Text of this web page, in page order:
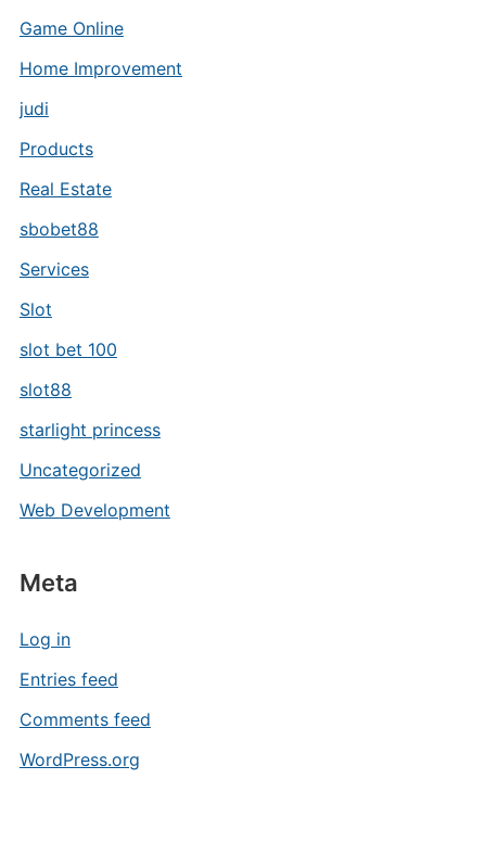
Game Online
Home Improvement
judi
Products
Real Estate
sbobet88
Services
Slot
slot bet 100
slot88
starlight princess
Uncategorized
Web Development
Meta
Log in
Entries feed
Comments feed
WordPress.org